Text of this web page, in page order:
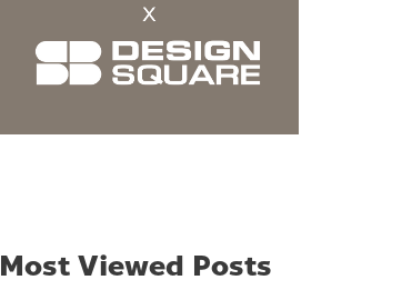
Most Viewed Posts